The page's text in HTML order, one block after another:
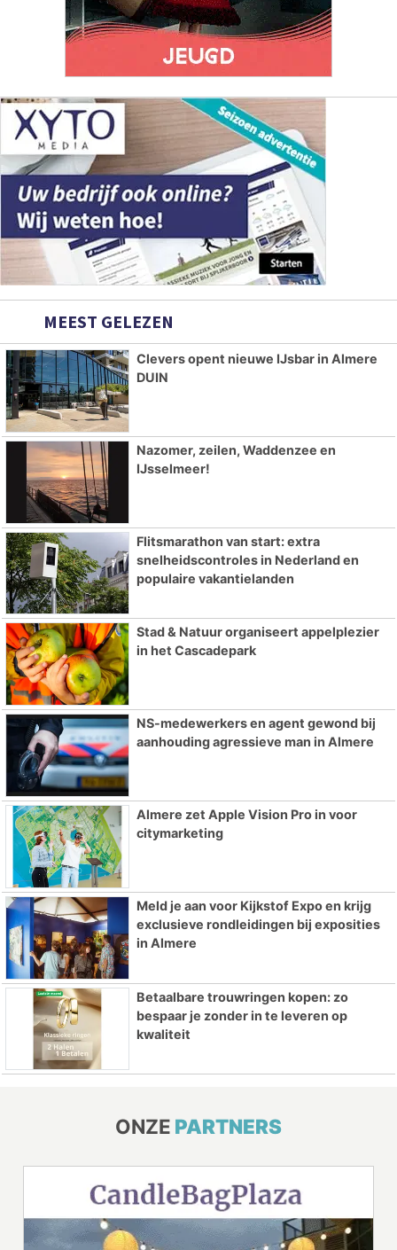
MEEST GELEZEN
Clevers opent nieuwe IJsbar in Almere
DUIN
Nazomer, zeilen, Waddenzee en
IJsselmeer!
Flitsmarathon van start: extra
snelheidscontroles in Nederland en
populaire vakantielanden
Stad & Natuur organiseert appelplezier
in het Cascadepark
NS-medewerkers en agent gewond bij
aanhouding agressieve man in Almere
Almere zet Apple Vision Pro in voor
citymarketing
Meld je aan voor Kijkstof Expo en krijg
exclusieve rondleidingen bij exposities
in Almere
Betaalbare trouwringen kopen: zo
bespaar je zonder in te leveren op
kwaliteit
ONZE PARTNERS